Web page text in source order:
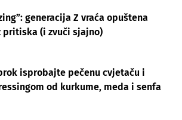
generacija Z vraća opuštena
pritiska (i zvuči sjajno)
isprobajte pečenu cvjetaču i
od kurkume, meda i senfa